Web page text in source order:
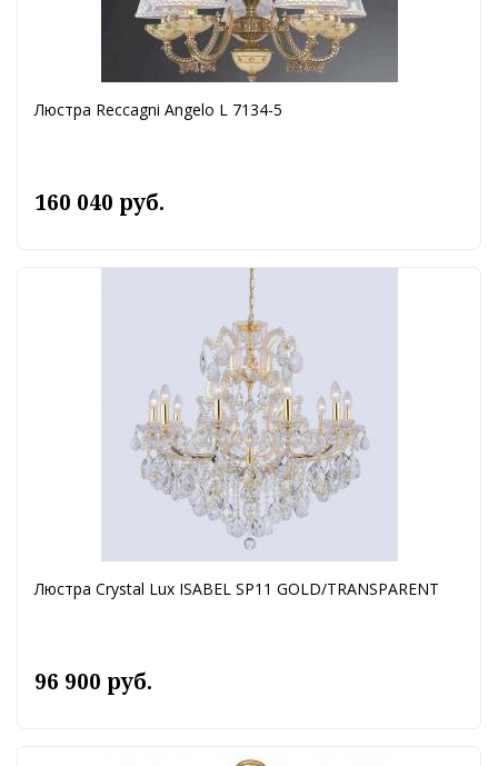
Люстра Reccagni Angelo L 7134-5
160 040 руб.
Люстра Crystal Lux ISABEL SP11 GOLD/TRANSPARENT
96 900 руб.